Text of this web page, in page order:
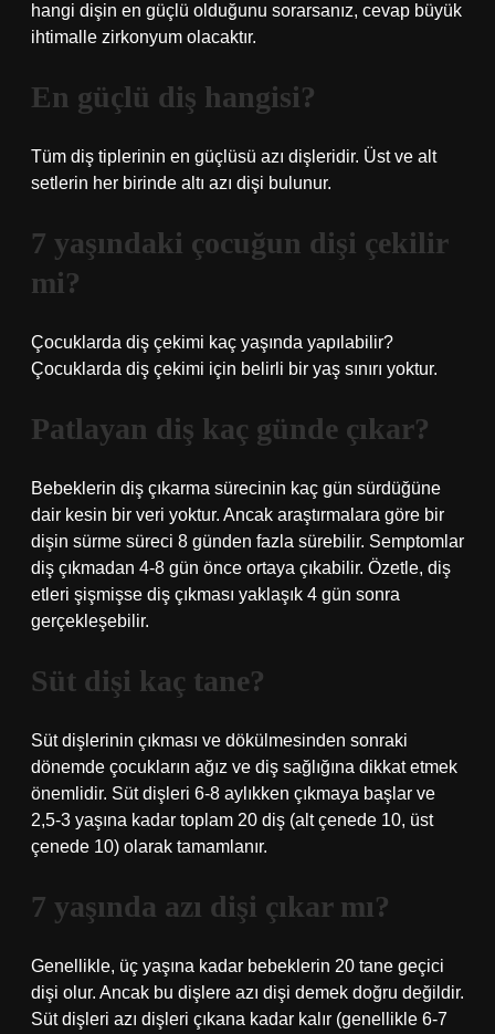
hangi dişin en güçlü olduğunu sorarsanız, cevap büyük
ihtimalle zirkonyum olacaktır.
En güçlü diş hangisi?
Tüm diş tiplerinin en güçlüsü azı dişleridir. Üst ve alt
setlerin her birinde altı azı dişi bulunur.
7 yaşındaki çocuğun dişi çekilir
mi?
Çocuklarda diş çekimi kaç yaşında yapılabilir?
Çocuklarda diş çekimi için belirli bir yaş sınırı yoktur.
Patlayan diş kaç günde çıkar?
Bebeklerin diş çıkarma sürecinin kaç gün sürdüğüne
dair kesin bir veri yoktur. Ancak araştırmalara göre bir
dişin sürme süreci 8 günden fazla sürebilir. Semptomlar
diş çıkmadan 4-8 gün önce ortaya çıkabilir. Özetle, diş
etleri şişmişse diş çıkması yaklaşık 4 gün sonra
gerçekleşebilir.
Süt dişi kaç tane?
Süt dişlerinin çıkması ve dökülmesinden sonraki
dönemde çocukların ağız ve diş sağlığına dikkat etmek
önemlidir. Süt dişleri 6-8 aylıkken çıkmaya başlar ve
2,5-3 yaşına kadar toplam 20 diş (alt çenede 10, üst
çenede 10) olarak tamamlanır.
7 yaşında azı dişi çıkar mı?
Genellikle, üç yaşına kadar bebeklerin 20 tane geçici
dişi olur. Ancak bu dişlere azı dişi demek doğru değildir.
Süt dişleri azı dişleri çıkana kadar kalır (genellikle 6-7